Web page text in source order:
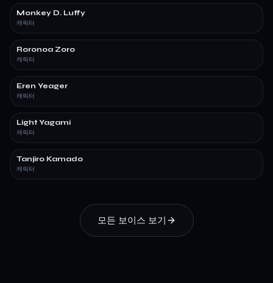
Monkey D. Luffy
캐릭터
Roronoa Zoro
캐릭터
Eren Yeager
캐릭터
Light Yagami
캐릭터
Tanjiro Kamado
캐릭터
모든 보이스 보기